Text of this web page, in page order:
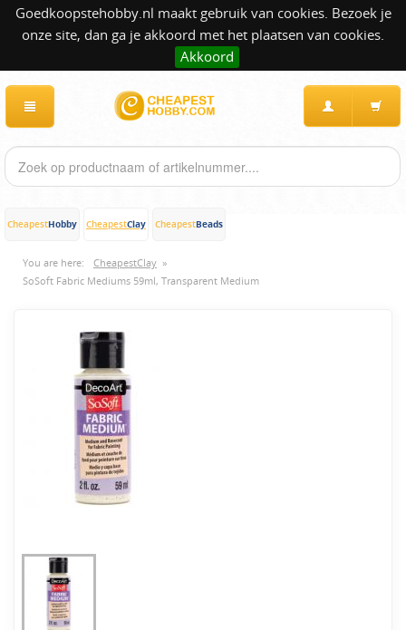
Goedkoopstehobby.nl maakt gebruik van cookies. Bezoek je
onze site, dan ga je akkoord met het plaatsen van cookies.
Akkoord
CheapestHobby CheapestClay CheapestBeads
You are here: CheapestClay »
SoSoft Fabric Mediums 59ml, Transparent Medium